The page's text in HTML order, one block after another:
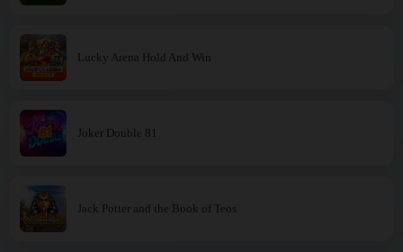
Lucky Arena Hold And Win
Joker Double 81
Jack Potter and the Book of Teos